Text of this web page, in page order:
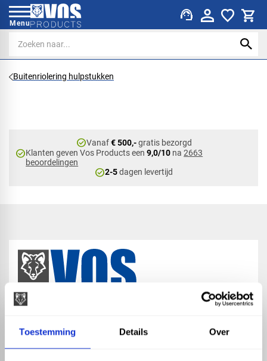
Toestemming Details Over
Menu support_agent
Buitenriolering hulpstukken
check_circleVanaf€ 500,-gratis bezorgd
check_circleKlanten geven Vos Products een9,0/10 na2663
beoordelingen
check_circle2-5dagen levertijd
phone_enabled +31 416 75 02 55
mail info@vosproducts.nl